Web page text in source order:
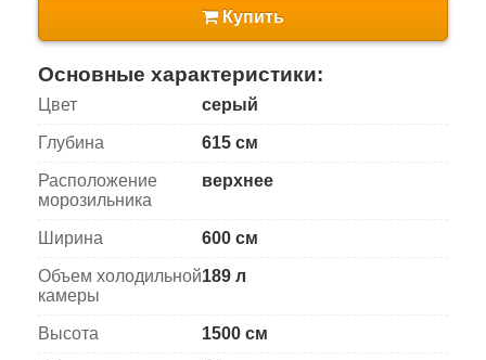
Купить
Основные характеристики:
Цвет серый
Глубина 615 см
Расположение
морозильника
верхнее
Ширина 600 см
Объем холодильной
камеры
189 л
Высота 1500 см